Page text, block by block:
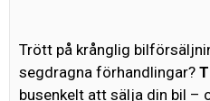
Trött på krånglig
segdragna förhandlingar?
busenkelt att sälja din bil –